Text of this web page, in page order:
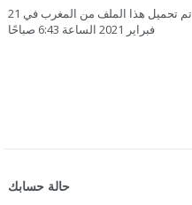
تم تحميل هذا الملف من المغرب في 21
فبراير 2021 الساعة 6:43 صباحًا
حالة حسابك